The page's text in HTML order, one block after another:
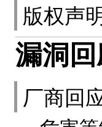
版权声
漏洞
厂商回